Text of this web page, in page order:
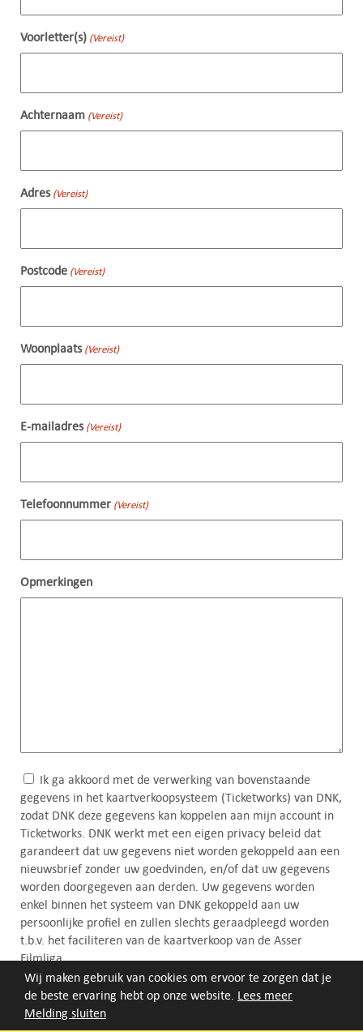
Melding sluiten
Wij maken gebruik van cookies om ervoor te zorgen dat je
de beste ervaring hebt op onze website. Lees meer
Voorletter(s) (Vereist)
Achternaam (Vereist)
Adres (Vereist)
Postcode (Vereist)
Woonplaats (Vereist)
E-mailadres (Vereist)
Telefoonnummer (Vereist)
Opmerkingen
(Vereist)Ik ga akkoord met de verwerking van bovenstaande
gegevens in het kaartverkoopsysteem (Ticketworks) van DNK,
zodat DNK deze gegevens kan koppelen aan mijn account in
Ticketworks. DNK werkt met een eigen privacy beleid dat
garandeert dat uw gegevens niet worden gekoppeld aan een
nieuwsbrief zonder uw goedvinden, en/of dat uw gegevens
worden doorgegeven aan derden. Uw gegevens worden
enkel binnen het systeem van DNK gekoppeld aan uw
persoonlijke profiel en zullen slechts geraadpleegd worden
t.b.v. het faciliteren van de kaartverkoop van de Asser
Filmliga.
(Vereist)Ik ga akkoord met de privacy-statement